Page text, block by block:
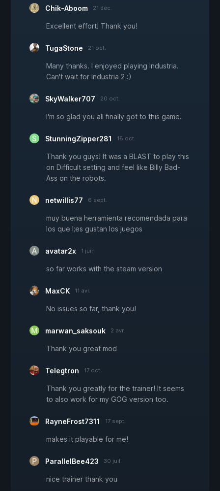
Chik-Aboom 21 déc.
Excellent effort! Thank you!
TugaStone 21 oct.
Many thanks. I enjoyed playing Industria.
Can't wait for Industria 2 :)
SkyWalker707 20 oct.
I'm so glad you all finally got to this game.
StunningZipper281 18 oct.
Thank you guys! It was a BLAST to play this
on Difficult setting and feel like Billy Bad-
Ass on the robots.
netwillis77 6 sept.
muy buena herramienta recomendada para
los que l;es gustan los juegos
avatar2x 1 juin
so far works with the steam version
MaxCK 11 avr.
No issues so far, thank you!
marwan_saksouk 2 avr.
Thank you great mod
Telegtron 17 oct.
Thank you greatly for the trainer! It seems
to also work for my GOG version too.
RayneFrost7311 17 sept.
makes it playable for me!
ParallelBee423 30 juil.
nice trainer thank you